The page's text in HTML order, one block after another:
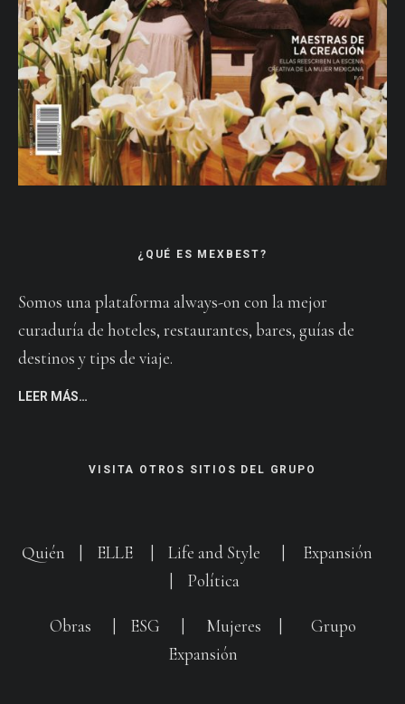
¿QUÉ ES MEXBEST?
Somos una plataforma always-on con la mejor
curaduría de hoteles, restaurantes, bares, guías de
destinos y tips de viaje.
LEER MÁS…
VISITA OTROS SITIOS DEL GRUPO
Quién ELLE Life and Style
Expansión
Política
Obras ESG Mujeres
Grupo
Expansión